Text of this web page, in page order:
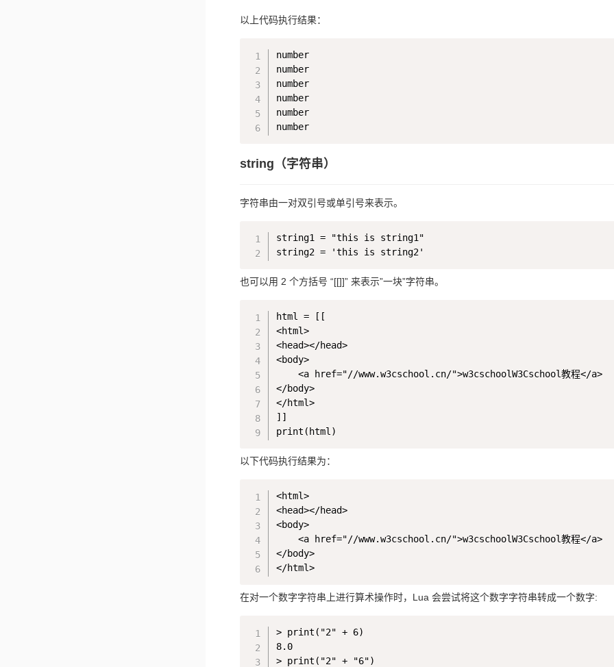
以上代码执行结果：
number
number
number
number
number
number
string（字符串）
字符串由一对双引号或单引号来表示。
string1 = "this is string1"
也可以用 2 个方括号 “[[]]” 来表示”一块”字符串。
html = [[
<html>
<head></head>
<body>
    <a href="//www.w3cschool.cn/">w3cschoolW3Cschool教程</a>
</body>
</html>
]]
以下代码执行结果为：
<html>
<head></head>
<body>
    <a href="//www.w3cschool.cn/">w3cschoolW3Cschool教程</a>
</body>
</html>
在对一个数字字符串上进行算术操作时，Lua 会尝试将这个数字字符串转成一个数字:
> print("2" + 6)
8.0
> print("2" + "6")